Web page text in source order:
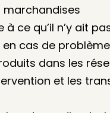
marchandises
ce qu’il n’y ait
cas de problème
dans les
et les